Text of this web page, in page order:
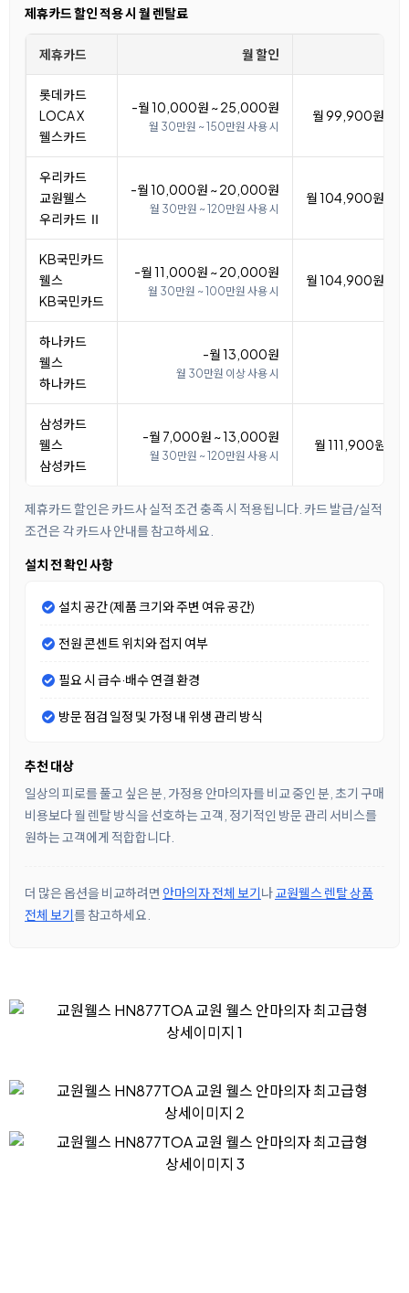
제휴카드 할인 적용 시 월 렌탈료
제휴카드 월 할인
롯데카드
LOCA X
웰스카드
-월 10,000원 ~ 25,000원
월 30만원 ~ 150만원 사용 시
월 99,900원 ~
우리카드
교원웰스
우리카드 Ⅱ
-월 10,000원 ~ 20,000원
월 30만원 ~ 120만원 사용 시
월 104,900원 ~
KB국민카드
웰스
KB국민카드
-월 11,000원 ~ 20,000원
월 30만원 ~ 100만원 사용 시
월 104,900원 ~
하나카드
웰스
하나카드
-월 13,000원
월 30만원 이상 사용 시
삼성카드
웰스
삼성카드
-월 7,000원 ~ 13,000원
월 30만원 ~ 120만원 사용 시
월 111,900원 ~
제휴카드 할인은 카드사 실적 조건 충족 시 적용됩니다. 카드 발급/실적
조건은 각 카드사 안내를 참고하세요.
설치 전 확인 사항
설치 공간 (제품 크기와 주변 여유 공간)
전원 콘센트 위치와 접지 여부
필요 시 급수·배수 연결 환경
방문 점검 일정 및 가정 내 위생 관리 방식
추천 대상
일상의 피로를 풀고 싶은 분, 가정용 안마의자를 비교 중인 분, 초기 구매
비용보다 월 렌탈 방식을 선호하는 고객, 정기적인 방문 관리 서비스를
원하는 고객에게 적합합니다.
더 많은 옵션을 비교하려면 안마의자 전체 보기나교원웰스 렌탈 상품
전체 보기를 참고하세요.